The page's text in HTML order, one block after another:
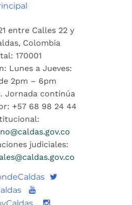
entre Calles 22 y
Colombia
170001
Lunes a Jueves:
2pm – 6pm
Jornada continúa
+57 68 98 24 44
judiciales:
Twitter
Youtube